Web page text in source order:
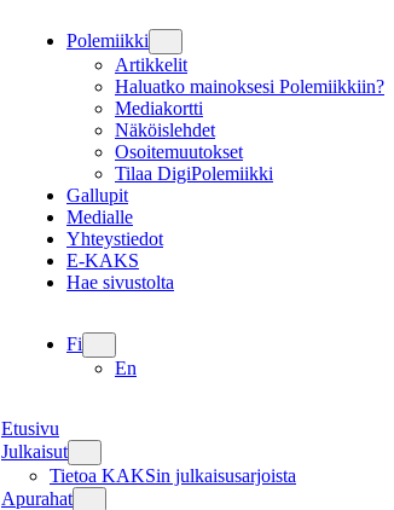
Polemiikki
Artikkelit
Haluatko mainoksesi Polemiikkiin?
Mediakortti
Näköislehdet
Osoitemuutokset
Tilaa DigiPolemiikki
Gallupit
Medialle
Yhteystiedot
E-KAKS
Hae sivustolta
Fi
En
Etusivu
Julkaisut
Tietoa KAKSin julkaisusarjoista
Apurahat